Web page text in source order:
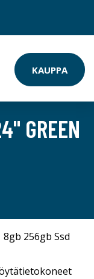
KAUPPA
GREEN